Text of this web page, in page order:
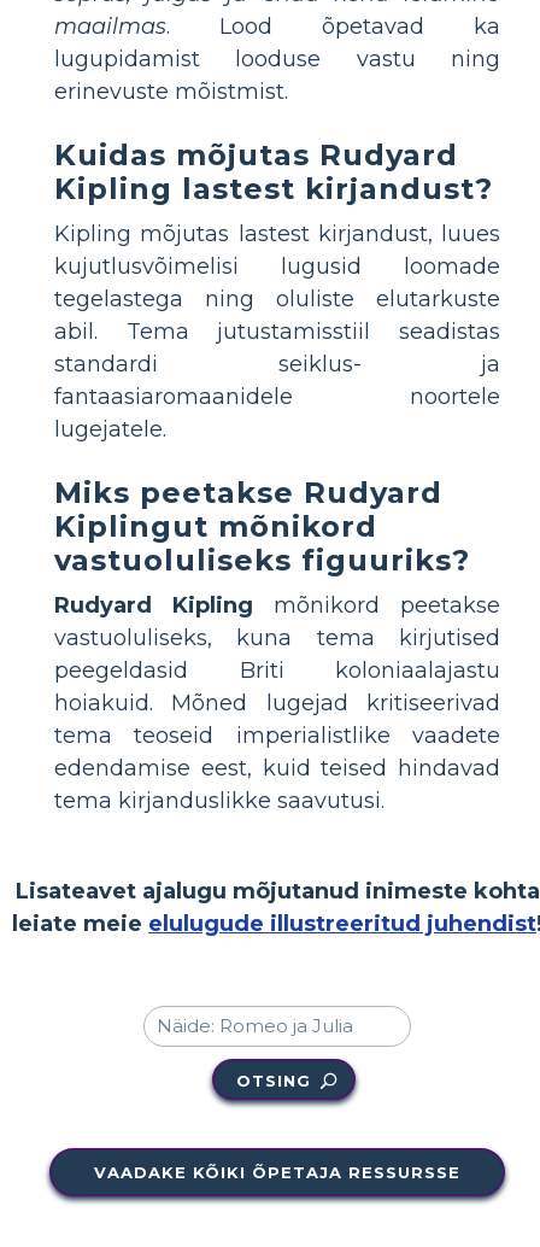
maailmas. Lood õpetavad ka
lugupidamist looduse vastu ning
erinevuste mõistmist.
Kuidas mõjutas Rudyard
Kipling lastest kirjandust?
Kipling mõjutas lastest kirjandust, luues
kujutlusvõimelisi lugusid loomade
tegelastega ning oluliste elutarkuste
abil. Tema jutustamisstiil seadistas
standardi seiklus- ja
fantaasiaromaanidele noortele
lugejatele.
Miks peetakse Rudyard
Kiplingut mõnikord
vastuoluliseks figuuriks?
Rudyard Kipling mõnikord peetakse
vastuoluliseks, kuna tema kirjutised
peegeldasid Briti koloniaalajastu
hoiakuid. Mõned lugejad kritiseerivad
tema teoseid imperialistlike vaadete
edendamise eest, kuid teised hindavad
tema kirjanduslikke saavutusi.
Lisateavet ajalugu mõjutanud inimeste kohta
leiate meie elulugude illustreeritud juhendist
OTSING
VAADAKE KÕIKI ÕPETAJA RESSURSSE